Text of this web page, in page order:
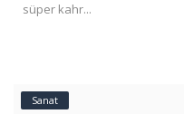
süper kahr...
Sanat